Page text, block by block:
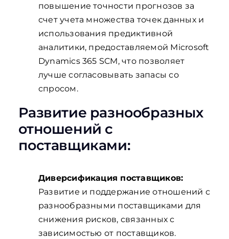
повышение точности прогнозов за
счет учета множества точек данных и
использования предиктивной
аналитики, предоставляемой Microsoft
Dynamics 365 SCM, что позволяет
лучше согласовывать запасы со
спросом.
Развитие разнообразных
отношений с
поставщиками:
Диверсификация поставщиков:
Развитие и поддержание отношений с
разнообразными поставщиками для
снижения рисков, связанных с
зависимостью от поставщиков.